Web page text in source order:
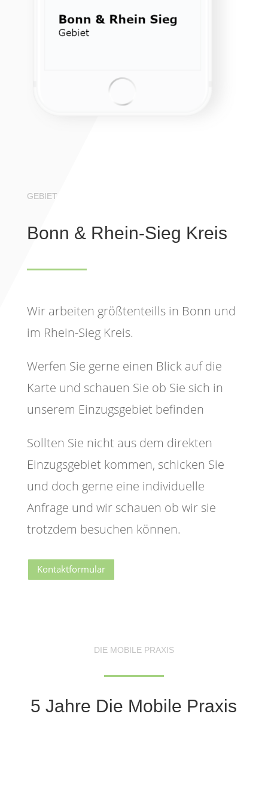
GEBIET
Bonn & Rhein-Sieg Kreis
Wir arbeiten größtenteills in Bonn und
im Rhein-Sieg Kreis.
Werfen Sie gerne einen Blick auf die
Karte und schauen Sie ob Sie sich in
unserem Einzugsgebiet befinden
Sollten Sie nicht aus dem direkten
Einzugsgebiet kommen, schicken Sie
und doch gerne eine individuelle
Anfrage und wir schauen ob wir sie
trotzdem besuchen können.
Kontaktformular
DIE MOBILE PRAXIS
5 Jahre Die Mobile Praxis